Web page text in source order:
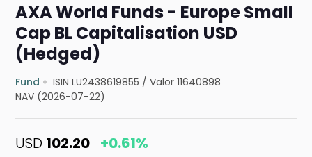
AXA World Funds - Europe Small
Cap BL Capitalisation USD
(Hedged)
Fund ISIN LU2438619855 /Valor 11640898
NAV (2026-07-22)
USD 102.20 +0.61%